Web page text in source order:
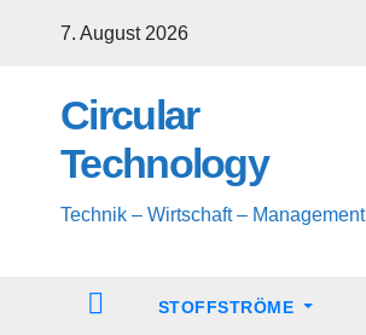
7. August 2026
Circular
Technology
Technik – Wirtschaft – Management
STOFFSTRÖME